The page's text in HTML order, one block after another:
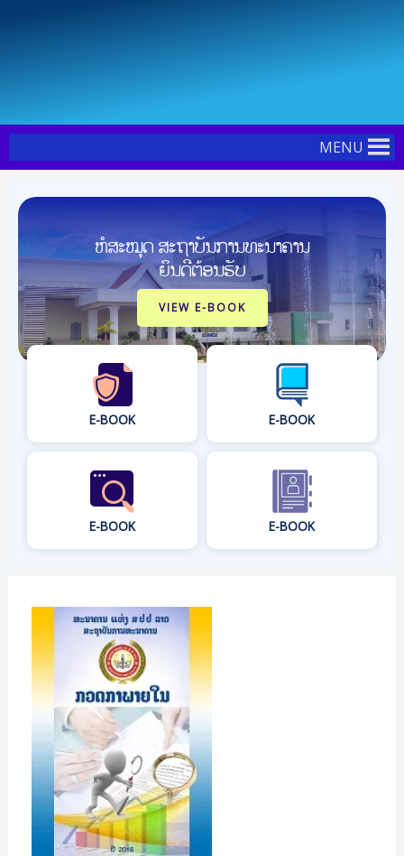
MENU
ຫໍສະໝຸດ ສະຖາບັນການທະນາຄານ
ຍິນດີຕ້ອນຮັບ
VIEW E-BOOK
E-BOOK E-BOOK
E-BOOK E-BOOK